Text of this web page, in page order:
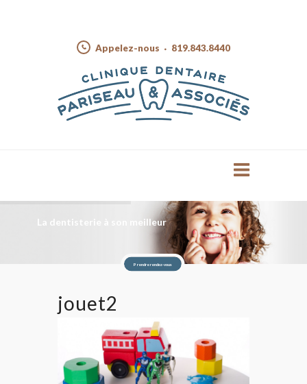
Appelez-nous 819.843.8440
La dentisterie à son meilleur
Prendre rendez-vous
jouet2